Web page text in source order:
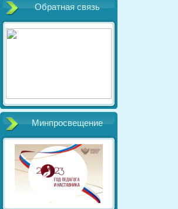
Обратная связь
Минпросвещение